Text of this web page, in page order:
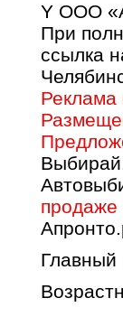
Y OOO
При
ссылка
Реклама
продаже
Главный